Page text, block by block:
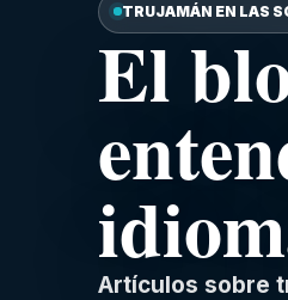
TRUJAMÁN EN LAS
El
Artículos sobre